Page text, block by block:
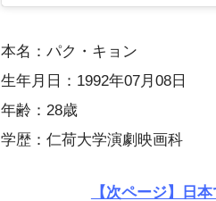
本名：パク・キョン
生年月日：1992年07月08日
年齢：28歳
学歴：仁荷大学演劇映画科
【次ページ】日